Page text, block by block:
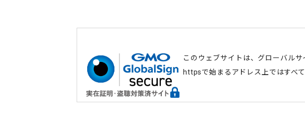
このウェブサイトは、グローバル
httpsで始まるアドレス上ではすべ